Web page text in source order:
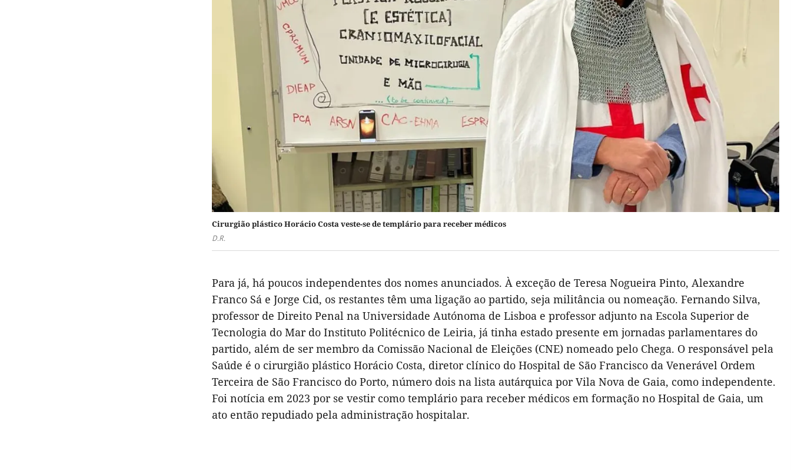
Cirurgião plástico Horácio Costa veste-se de templário para receber médicos
D.R.
Para já, há poucos independentes dos nomes anunciados. À exceção de Teresa Nogueira Pinto, Alexandre
Franco Sá e Jorge Cid, os restantes têm uma ligação ao partido, seja militância ou nomeação. Fernando Silva,
professor de Direito Penal na Universidade Autónoma de Lisboa e professor adjunto na Escola Superior de
Tecnologia do Mar do Instituto Politécnico de Leiria, já tinha estado presente em jornadas parlamentares do
partido, além de ser membro da Comissão Nacional de Eleições (CNE) nomeado pelo Chega. O responsável pela
Saúde é o cirurgião plástico Horácio Costa, diretor clínico do Hospital de São Francisco da Venerável Ordem
Terceira de São Francisco do Porto, número dois na lista autárquica por Vila Nova de Gaia, como independente.
Foi notícia em 2023 por se vestir como templário para receber médicos em formação no Hospital de Gaia, um
ato então repudiado pela administração hospitalar.